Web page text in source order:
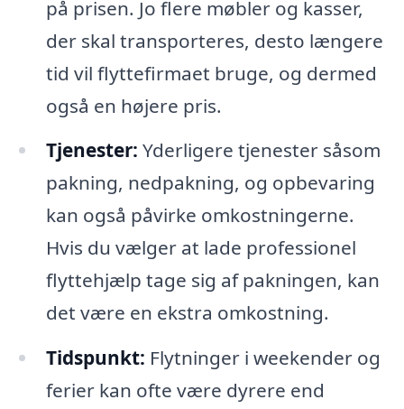
på prisen. Jo flere møbler og kasser,
der skal transporteres, desto længere
tid vil flyttefirmaet bruge, og dermed
også en højere pris.
Tjenester: Yderligere tjenester såsom
pakning, nedpakning, og opbevaring
kan også påvirke omkostningerne.
Hvis du vælger at lade professionel
flyttehjælp tage sig af pakningen, kan
det være en ekstra omkostning.
Tidspunkt: Flytninger i weekender og
ferier kan ofte være dyrere end